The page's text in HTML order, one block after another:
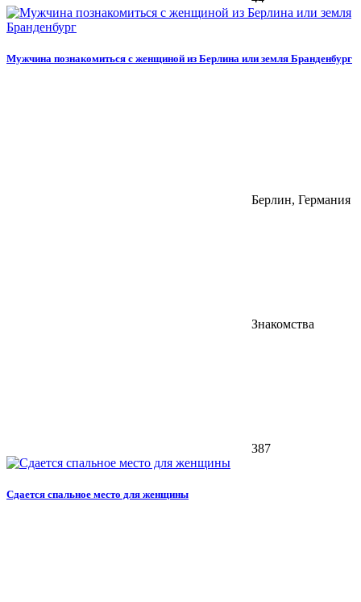
Мужчина познакомиться с женщиной из Берлина или земля Бранденбург
Берлин, Германия
Знакомства
387
Сдается спальное место для женщины